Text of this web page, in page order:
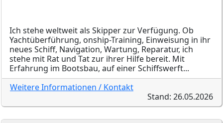
Ich stehe weltweit als Skipper zur Verfügung. Ob
Yachtüberführung, onship-Training, Einweisung in ihr
neues Schiff, Navigation, Wartung, Reparatur, ich
stehe mit Rat und Tat zur ihrer Hilfe bereit. Mit
Erfahrung im Bootsbau, auf einer Schiffswerft...
Weitere Informationen / Kontakt
Stand: 26.05.2026